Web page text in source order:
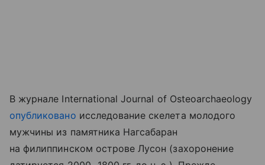
В журнале International Journal of Osteoarchaeology
опубликовано исследование скелета молодого
мужчины из памятника Нагсабаран
на филиппинском острове Лусон (захоронение